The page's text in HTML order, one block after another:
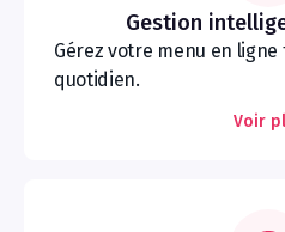
Gestion
Gérez votre menu en
quotidien.
Voir